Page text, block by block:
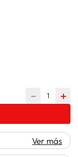
＋
－
Ver más